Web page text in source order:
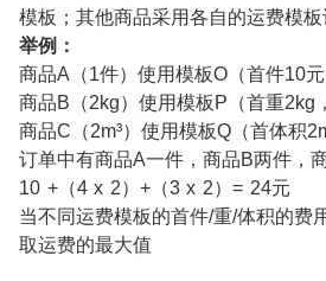
模板；其他商品采用各自的运费模
举例：
商品A（1件）使用模板O（首件10
商品B（2kg）使用模板P（首重2kg
商品C（2m³）使用模板Q（首体积
订单中有商品A一件，商品B两件，
10 +（4 x 2）+（3 x 2）= 24元
当不同运费模板的首件/重/体积的费
取运费的最大值